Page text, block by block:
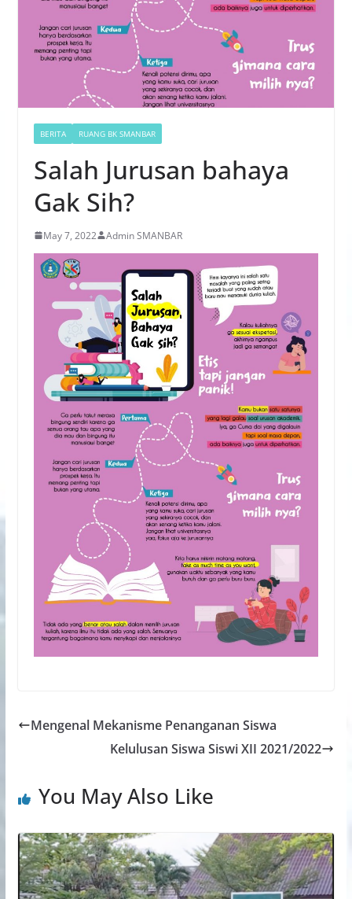
BERITA RUANG BK SMANBAR
Salah Jurusan bahaya
Gak Sih?
May 7, 2022 Admin SMANBAR
Mengenal Mekanisme Penanganan Siswa
Kelulusan Siswa Siswi XII 2021/2022
You May Also Like